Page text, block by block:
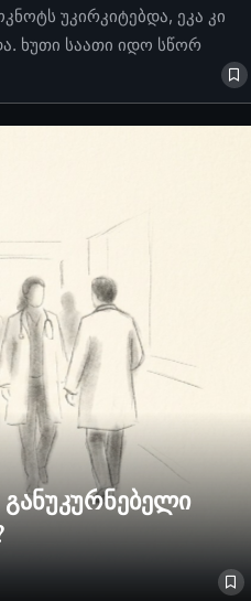
უკირკიტებდა, ეკა კი
ხუთი საათი იდო სწორ